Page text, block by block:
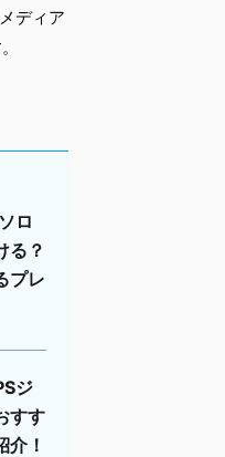
ディア
ロ
る？
プレ
ジ
すす
介！